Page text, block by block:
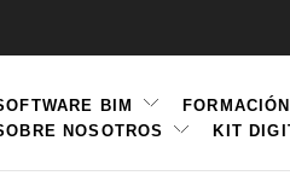
BIM
NOSOTROS
KIT